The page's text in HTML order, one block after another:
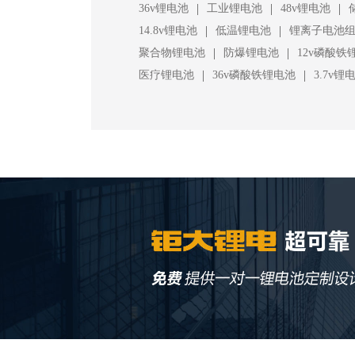
36v锂电池
| 工业锂电池 | 48v锂电池 |
14.8v锂电池
| 低温锂电池 |
锂离子电池组
聚合物锂电池
| 防爆锂电池 |
12v磷酸铁
医疗锂电池
| 36v磷酸铁锂电池 | 3.7v锂